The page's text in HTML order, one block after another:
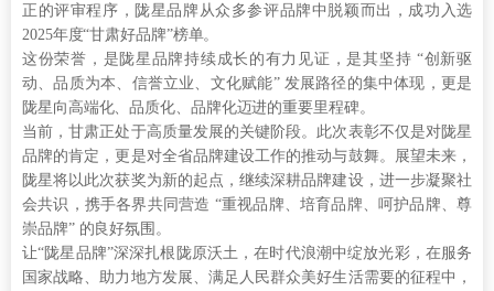
正的评审程序，陇星品牌从众多参评品牌中脱颖而出，成功入选
2025年度“甘肃好品牌”榜单。
这份荣誉，是陇星品牌持续成长的有力见证，是其坚持 “创新驱
动、品质为本、信誉立业、文化赋能” 发展路径的集中体现，更是
陇星向高端化、品质化、品牌化迈进的重要里程碑。
当前，甘肃正处于高质量发展的关键阶段。此次表彰不仅是对陇星
品牌的肯定，更是对全省品牌建设工作的推动与鼓舞。展望未来，
陇星将以此次获奖为新的起点，继续深耕品牌建设，进一步凝聚社
会共识，携手各界共同营造 “重视品牌、培育品牌、呵护品牌、尊
崇品牌” 的良好氛围。
让“陇星品牌”深深扎根陇原沃土，在时代浪潮中绽放光彩，在服务
国家战略、助力地方发展、满足人民群众美好生活需要的征程中，